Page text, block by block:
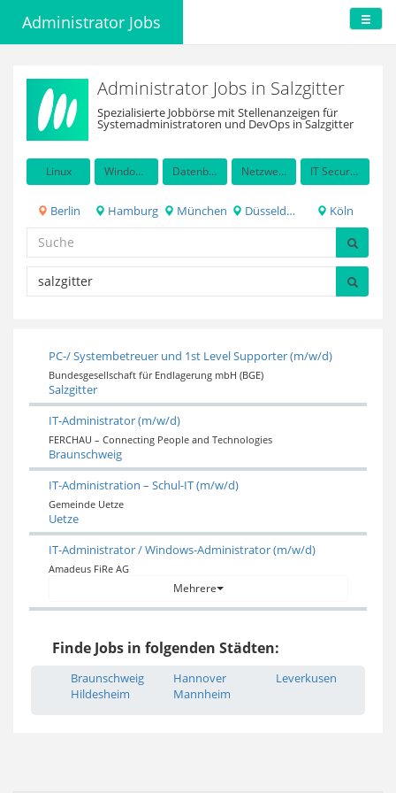
Administrator Jobs
Administrator Jobs in Salzgitter
Spezialisierte Jobbörse mit Stellenanzeigen für
Systemadministratoren und DevOps in Salzgitter
Linux Windows Server Datenbanken Netzwerkadministration IT Security / Auditing
Berlin Hamburg München Düsseldorf Köln
PC-/ Systembetreuer und 1st Level Supporter (m/w/d)
Bundesgesellschaft für Endlagerung mbH (BGE)
Salzgitter
IT-Administrator (m/w/d)
FERCHAU – Connecting People and Technologies
Braunschweig
IT-Administration – Schul-IT (m/w/d)
Gemeinde Uetze
Uetze
IT-Administrator / Windows-Administrator (m/w/d)
Amadeus FiRe AG
Mehrere
Finde Jobs in folgenden Städten:
Braunschweig
Hildesheim
Hannover
Mannheim
Leverkusen